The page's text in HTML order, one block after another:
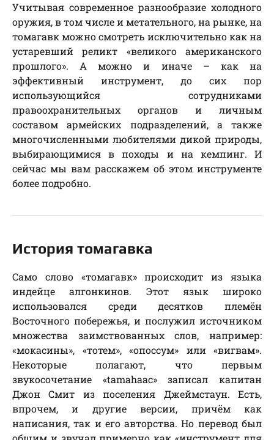
Учитывая современное разнообразие холодного
оружия, в том числе и метательного, на рынке, на
томагавк можно смотреть исключительно как на
устаревший реликт «великого американского
прошлого». А можно и иначе – как на
эффективный инструмент, до сих пор
использующийся сотрудниками
правоохранительных органов и личным
составом армейских подразделений, а также
многочисленными любителями дикой природы,
выбирающимися в походы и на кемпинг. И
сейчас мы вам расскажем об этом инструменте
более подробно.
История томагавка
Само слово «томагавк» происходит из языка
индейце алгонкинов. Этот язык широко
использовался среди десятков племён
Восточного побережья, и послужил источником
множества заимствованных слов, например:
«мокасины», «тотем», «опоссум» или «вигвам».
Некоторые полагают, что первым
звукосочетание «tamahaac» записал капитан
Джон Смит из поселения Джеймстаун. Есть,
впрочем, и другие версии, причём как
написания, так и его авторства. Но перевод был